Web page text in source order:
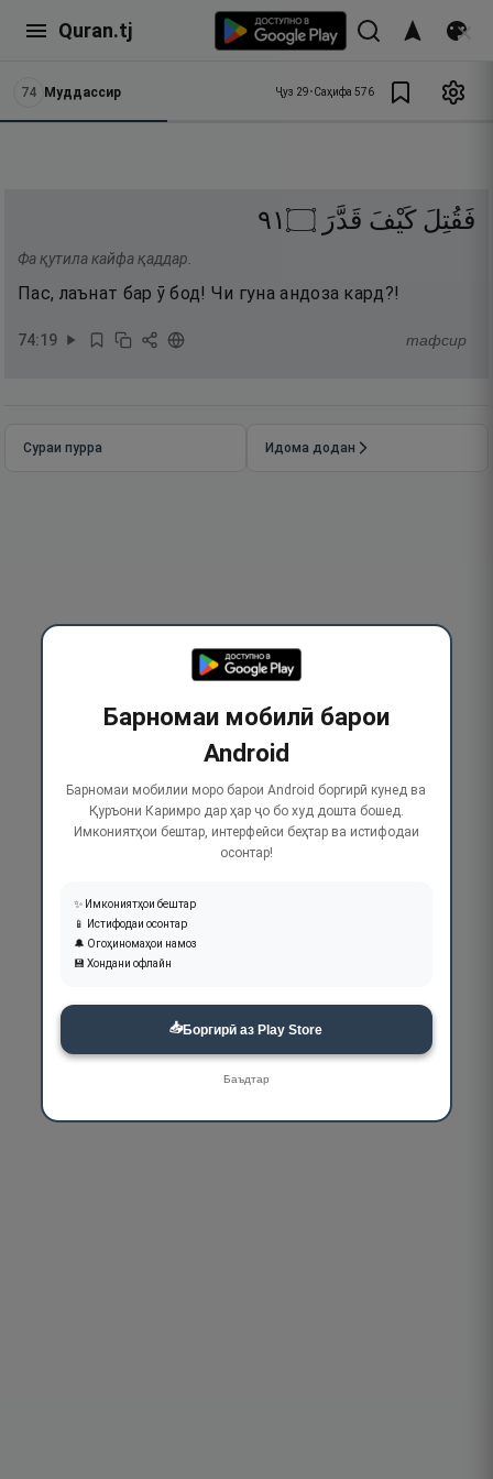
Quran.tj
74 Муддассир Ҷуз 29•Саҳифа 576
فَقُتِلَ كَيْفَ قَدَّرَ ۝١٩
Фа қутила кайфа қаддар.
Пас, лаънат бар ӯ бод! Чи гуна андоза кард?!
74:19 тафсир
Сураи пурра Идома додан
Барномаи мобилӣ барои
Android
Барномаи мобилии моро барои Android боргирӣ кунед ва
Қуръони Каримро дар ҳар ҷо бо худ дошта бошед.
Имкониятҳои бештар, интерфейси беҳтар ва истифодаи
осонтар!
✨ Имкониятҳои бештар
📱 Истифодаи осонтар
🔔 Огоҳиномаҳои намоз
💾 Хондани офлайн
📥Боргирӣ аз Play Store
Баъдтар